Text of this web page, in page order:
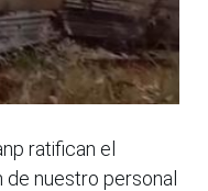
ratifican el
nuestro personal